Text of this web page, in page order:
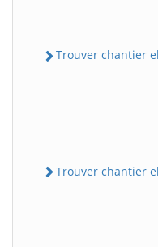
Trouver chantier
Trouver chantier